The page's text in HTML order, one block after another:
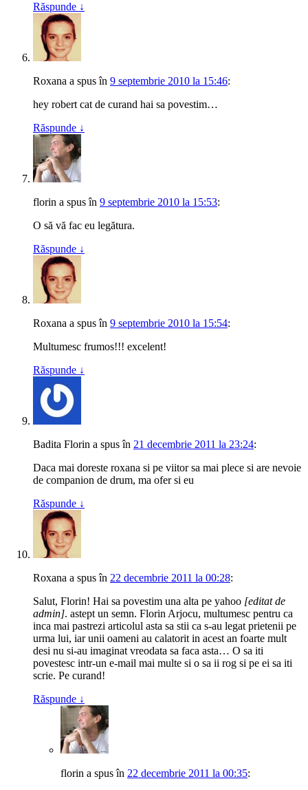
Răspunde ↓
Roxana a spusîn 9 septembrie 2010 la 15:46:
hey robert cat de curand hai sa povestim…
Răspunde ↓
florin a spusîn 9 septembrie 2010 la 15:53:
O să vă fac eu legătura.
Răspunde ↓
Roxana a spusîn 9 septembrie 2010 la 15:54:
Multumesc frumos!!! excelent!
Răspunde ↓
Badita Florin a spusîn 21 decembrie 2011 la 23:24:
Daca mai doreste roxana si pe viitor sa mai plece si are nevoie
de companion de drum, ma ofer si eu
Răspunde ↓
Roxana a spusîn 22 decembrie 2011 la 00:28:
Salut, Florin! Hai sa povestim una alta pe yahoo [editat de
admin]. astept un semn. Florin Arjocu, multumesc pentru ca
inca mai pastrezi articolul asta sa stii ca s-au legat prietenii pe
urma lui, iar unii oameni au calatorit in acest an foarte mult
desi nu si-au imaginat vreodata sa faca asta… O sa iti
povestesc intr-un e-mail mai multe si o sa ii rog si pe ei sa iti
scrie. Pe curand!
Răspunde ↓
florin a spusîn 22 decembrie 2011 la 00:35: